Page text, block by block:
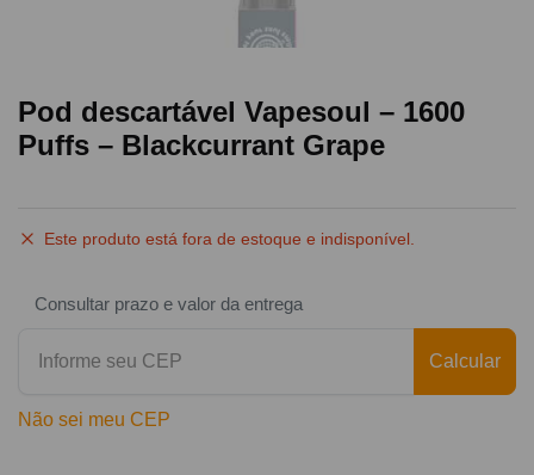
Pod descartável Vapesoul – 1600
Puffs – Blackcurrant Grape
Este produto está fora de estoque e indisponível.
Consultar prazo e valor da entrega
Calcular
Não sei meu CEP